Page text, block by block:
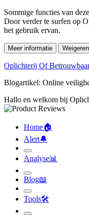
Sommige functies van
Door verder te surfen op
het gebruik ervan.
Meer informatie Weigeren
Oplichterij Of
Blogartikel: Online
Hallo en welkom bij
Home🏠︎
Alert🔔︎
Analyse📊︎
Blog📖︎
Tools🛠︎